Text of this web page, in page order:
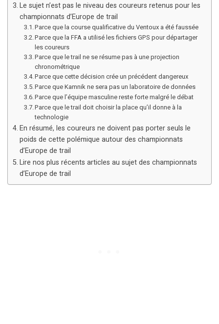
Le sujet n’est pas le niveau des coureurs retenus pour les
championnats d’Europe de trail
Parce que la course qualificative du Ventoux a été faussée
Parce que la FFA a utilisé les fichiers GPS pour départager
les coureurs
Parce que le trail ne se résume pas à une projection
chronométrique
Parce que cette décision crée un précédent dangereux
Parce que Kamnik ne sera pas un laboratoire de données
Parce que l’équipe masculine reste forte malgré le débat
Parce que le trail doit choisir la place qu’il donne à la
technologie
En résumé, les coureurs ne doivent pas porter seuls le
poids de cette polémique autour des championnats
d’Europe de trail
Lire nos plus récents articles au sujet des championnats
d’Europe de trail